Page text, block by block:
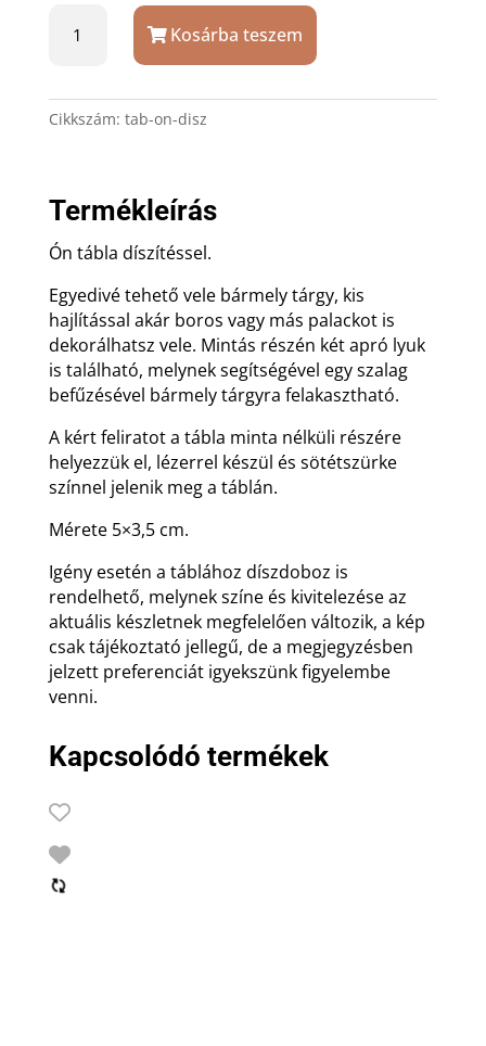
tábla
Kosárba teszem
Cikkszám: tab-on-disz
Termékleírás
Ón tábla díszítéssel.
Egyedivé tehető vele bármely tárgy, kis
hajlítással akár boros vagy más palackot is
dekorálhatsz vele. Mintás részén két apró lyuk
is található, melynek segítségével egy szalag
befűzésével bármely tárgyra felakasztható.
A kért feliratot a tábla minta nélküli részére
helyezzük el, lézerrel készül és sötétszürke
színnel jelenik meg a táblán.
Mérete 5×3,5 cm.
Igény esetén a táblához díszdoboz is
rendelhető, melynek színe és kivitelezése az
aktuális készletnek megfelelően változik, a kép
csak tájékoztató jellegű, de a megjegyzésben
jelzett preferenciát igyekszünk figyelembe
venni.
Kapcsolódó termékek